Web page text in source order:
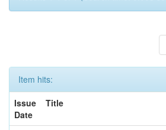
Item hits:
Issue
Date
Title